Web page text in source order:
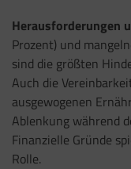
Herausforderungen
Prozent) und
sind die größten
Auch die
ausgewogenen
Ablenkung während
Finanzielle Gründe
Rolle.